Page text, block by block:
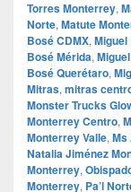
Torres Monterrey,
Norte, Matute
Bosé CDMX, Miguel
Bosé Mérida,
Bosé Querétaro,
Mitras, mitras
Monster Trucks
Monterrey Centro,
Monterrey Valle, Ms
Natalia Jiménez
Monterrey,
Monterrey, Pa’l